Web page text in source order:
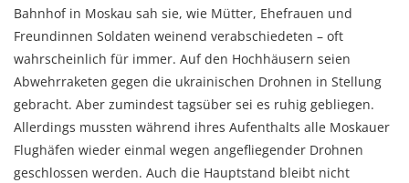
Bahnhof in Moskau sah sie, wie Mütter, Ehefrauen und
Freundinnen Soldaten weinend verabschiedeten – oft
wahrscheinlich für immer. Auf den Hochhäusern seien
Abwehrraketen gegen die ukrainischen Drohnen in Stellung
gebracht. Aber zumindest tagsüber sei es ruhig gebliegen.
Allerdings mussten während ihres Aufenthalts alle Moskauer
Flughäfen wieder einmal wegen angefliegender Drohnen
geschlossen werden. Auch die Hauptstand bleibt nicht